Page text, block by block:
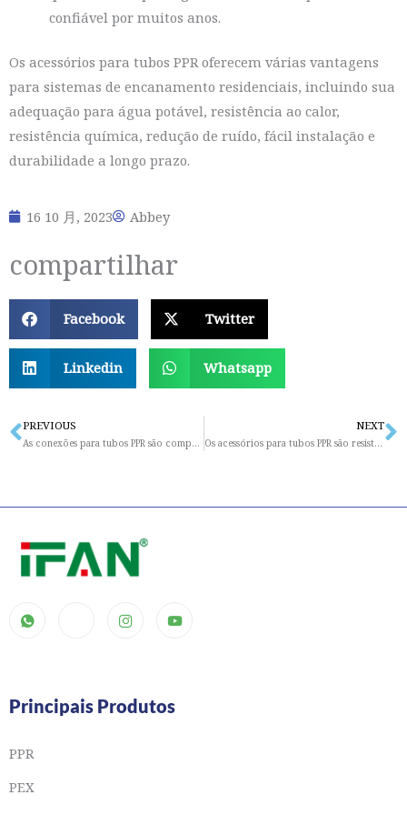
confiável por muitos anos.
Os acessórios para tubos PPR oferecem várias vantagens
para sistemas de encanamento residenciais, incluindo sua
adequação para água potável, resistência ao calor,
resistência química, redução de ruído, fácil instalação e
durabilidade a longo prazo.
16 10 月, 2023 Abbey
compartilhar
Facebook Twitter
Linkedin Whatsapp
Prev
PREVIOUS
As conexões para tubos PPR são compatíveis com outros tipos de materiais de tubulação?
NEXT
Os acessórios para tubos PPR são resistentes aos raios UV?
Principais Produtos
PPR
PEX